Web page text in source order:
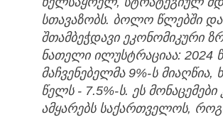
სთავაზობს. ბოლო წლებში
შთამბეჭდავი ეკონომიკური
ნათელი ილუსტრაციაა: 2024
მაჩვენებელმა 9%-ს
წელს - 7.5%-ს. ეს
ამყარებს საქართველოს,